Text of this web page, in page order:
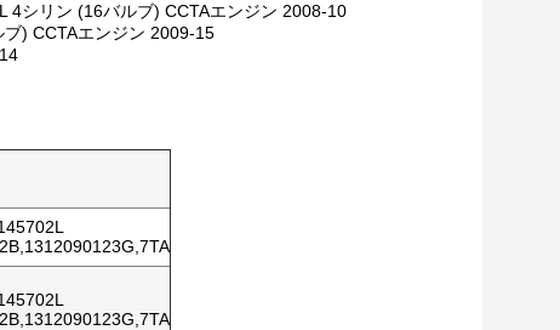
4シリン (16バルブ) CCTAエンジン 2008-10
) CCTAエンジン 2009-15